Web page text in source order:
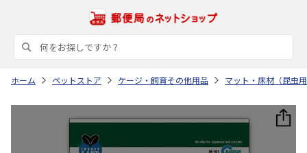
ホーム ペットストア ケージ・飼育その他用品 マット・床材（昆虫